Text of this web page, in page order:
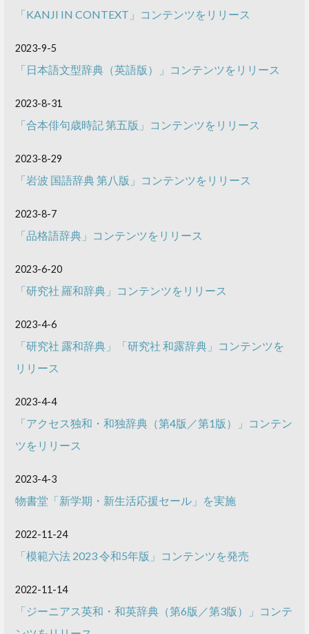
「KANJI IN CONTEXT」コンテンツをリリース
2023-9-5
「日本語文型辞典（英語版）」コンテンツをリリース
2023-8-31
「合本俳句歳時記 第五版」コンテンツをリリース
2023-8-29
「岩波 国語辞典 第八版」コンテンツをリリース
2023-8-7
「品格語辞典」コンテンツをリリース
2023-6-20
「研究社 羅和辞典」コンテンツをリリース
2023-4-6
「研究社 露和辞典」「研究社 和露辞典」コンテンツを
リリース
2023-4-4
「アクセス独和・和独辞典（第4版／第1版）」コンテン
ツをリリース
2023-4-3
物書堂「新学期・新生活応援セール」を実施
2022-11-24
「模範六法 2023 令和5年版」コンテンツを発売
2022-11-14
「ジーニアス英和・和英辞典（第6版／第3版）」コンテ